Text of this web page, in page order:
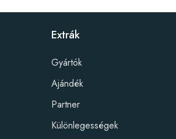
Extrák
Gyártók
Ajándék
Partner
Különlegességek